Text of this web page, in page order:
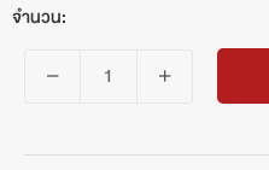
จำนวน: